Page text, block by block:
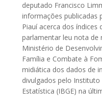
deputado Francisco
informações publicadas
Piauí acerca dos índices
parlamentar leu nota de
Ministério de
Família e Combate à
midiática dos dados de
divulgados pelo
Estatística (IBGE) na